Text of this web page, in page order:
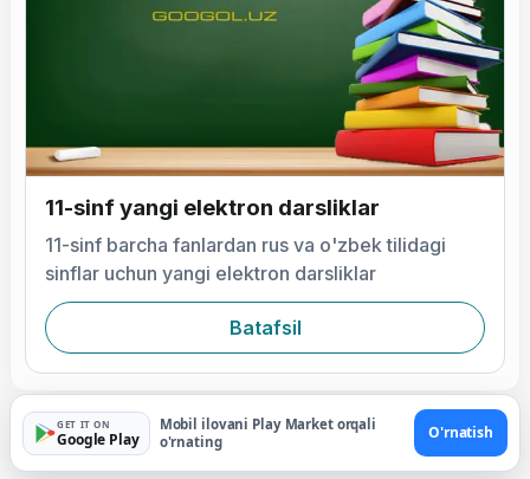
11-sinf yangi elektron darsliklar
11-sinf barcha fanlardan rus va o'zbek tilidagi
sinflar uchun yangi elektron darsliklar
Batafsil
GET IT ON
Google Play
Mobil ilovani Play Market orqali
o'rnating
O'rnatish